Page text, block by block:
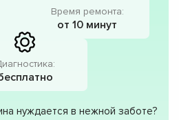
Время ремонта:
от 10 минут
нуждается в нежной заботе?